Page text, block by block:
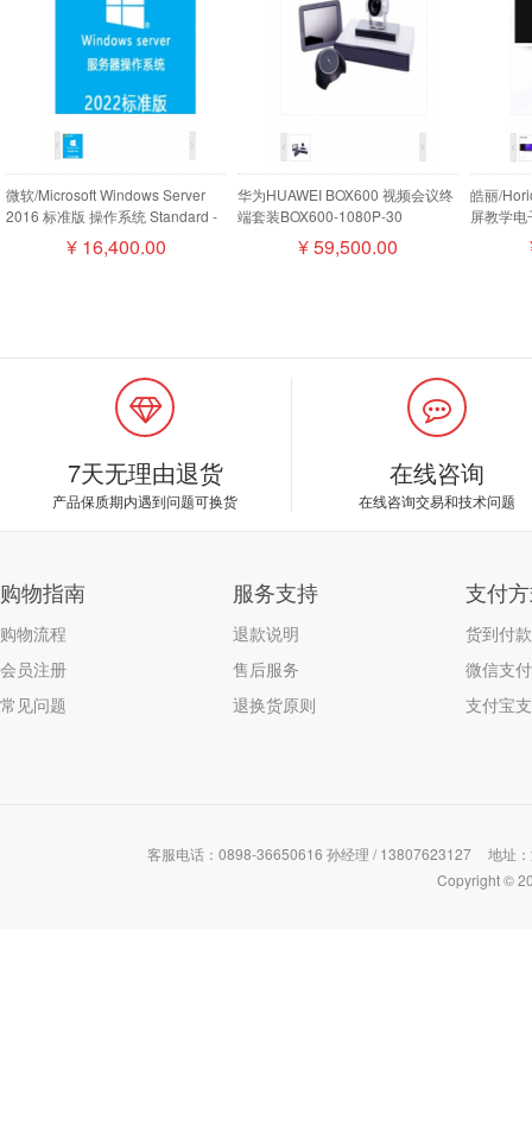
微软/Microsoft Windows Server
2016 标准版 操作系统 Standard -
16 Core License Pack
¥16,400.00
华为HUAWEI BOX600 视频会议终
端套装BOX600-1080P-30
camera200摄像机MIC500全向麦
¥59,500.00
皓丽/
屏教学
7天无理由退货
产品保质期内遇到问题可换货
在线咨询
在线咨询交易和技术问题
购物指南
购物流程
会员注册
常见问题
服务支持
退款说明
售后服务
退换货原则
支付
货到付款
微信支付
支付宝
客服电话：0898-36650616 孙经理 / 13807623127
地址
Copyright ©